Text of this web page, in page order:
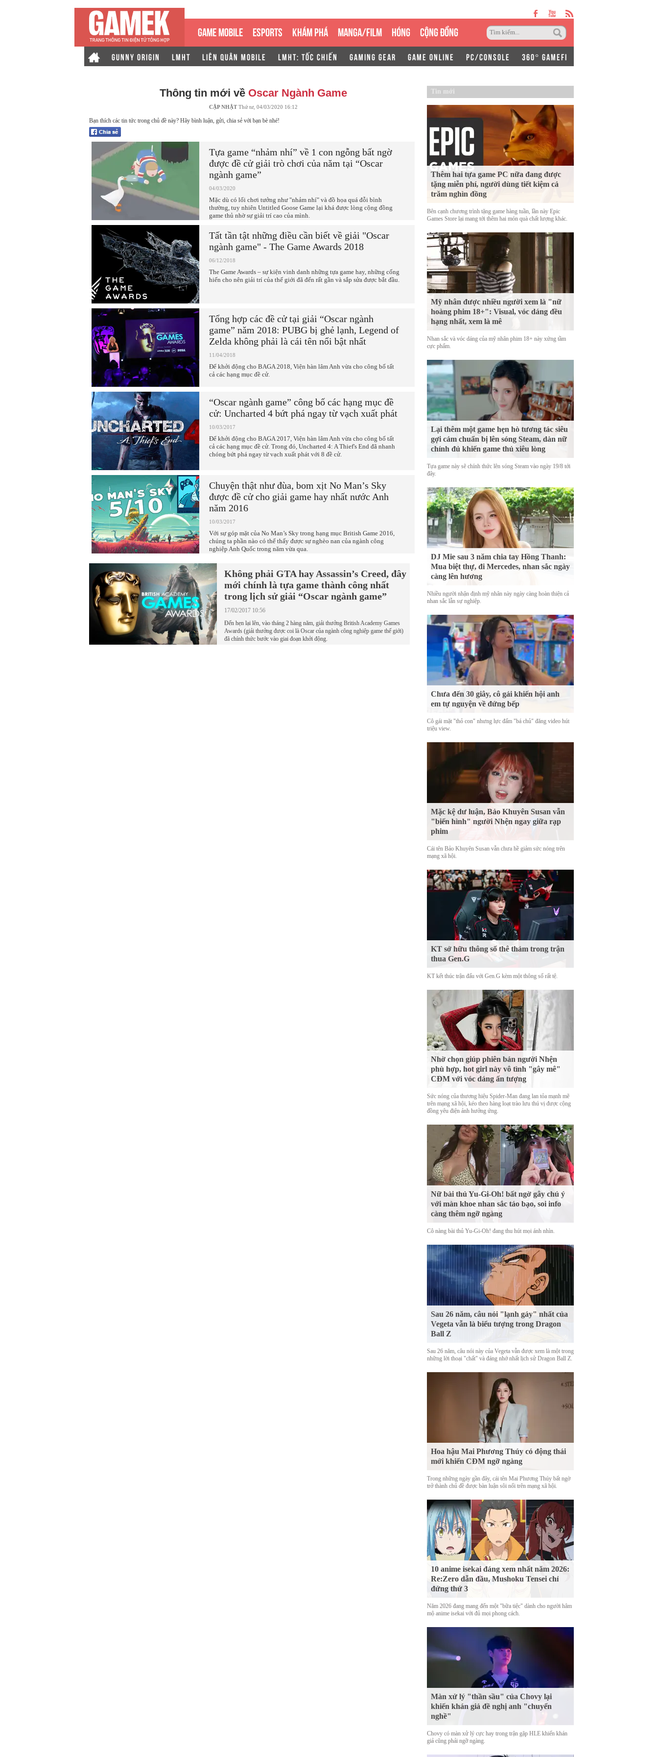
GAME MOBILE ESPORTS KHÁM PHÁ MANGA/FILM HÓNG CỘNG ĐỒNG
GUNNY ORIGIN LMHT LIÊN QUÂN MOBILE LMHT: TỐC CHIẾN GAMING GEAR GAME ONLINE PC/CONSOLE 360° GAMEFI
Thông tin mới về Oscar Ngành Game
CẬP NHẬTThứ tư, 04/03/2020 16:12
Bạn thích các tin tức trong chủ đề này? Hãy bình luận, gửi, chia sẻ với bạn bè nhé!
Tựa game “nhảm nhí” về 1 con ngỗng bất ngờ
được đề cử giải trò chơi của năm tại “Oscar
ngành game”
04/03/2020
Mặc dù có lối chơi tưởng như "nhảm nhí" và đồ họa quá đỗi bình
thường, tuy nhiên Untitled Goose Game lại khá được lòng cộng đồng
game thủ nhờ sự giải trí cao của mình.
Tất tần tật những điều cần biết về giải "Oscar
ngành game" - The Game Awards 2018
06/12/2018
The Game Awards – sự kiện vinh danh những tựa game hay, những cống
hiến cho nên giải trí của thế giới đã đến rất gần và sắp sửa được bắt đầu.
Tổng hợp các đề cử tại giải “Oscar ngành
game” năm 2018: PUBG bị ghẻ lạnh, Legend of
Zelda không phải là cái tên nổi bật nhất
11/04/2018
Để khởi động cho BAGA 2018, Viện hàn lâm Anh vừa cho công bố tất
cả các hạng mục đề cử.
“Oscar ngành game” công bố các hạng mục đề
cử: Uncharted 4 bứt phá ngay từ vạch xuất phát
10/03/2017
Để khởi động cho BAGA 2017, Viện hàn lâm Anh vừa cho công bố tất
cả các hạng mục đề cử. Trong đó, Uncharted 4: A Thief's End đã nhanh
chóng bứt phá ngay từ vạch xuất phát với 8 đề cử.
Chuyện thật như đùa, bom xịt No Man’s Sky
được đề cử cho giải game hay nhất nước Anh
năm 2016
10/03/2017
Với sự góp mặt của No Man’s Sky trong hạng mục British Game 2016,
chúng ta phần nào có thể thấy được sự nghèo nan của ngành công
nghiệp Anh Quốc trong năm vừa qua.
Không phải GTA hay Assassin’s Creed, đây
mới chính là tựa game thành công nhất
trong lịch sử giải “Oscar ngành game”
17/02/2017 10:56
Đến hẹn lại lên, vào tháng 2 hàng năm, giải thưởng British Academy Games
Awards (giải thưởng được coi là Oscar của ngành công nghiệp game thế giới)
đã chính thức bước vào giai đoạn khởi động.
Tin mới
Thêm hai tựa game PC nữa đang được
tặng miễn phí, người dùng tiết kiệm cả
trăm nghìn đồng
Bên cạnh chương trình tặng game hàng tuần, lần này Epic
Games Store lại mang tới thêm hai món quà chất lượng khác.
Mỹ nhân được nhiều người xem là "nữ
hoàng phim 18+": Visual, vóc dáng đều
hạng nhất, xem là mê
Nhan sắc và vóc dáng của mỹ nhân phim 18+ này xứng tầm
cực phẩm.
Lại thêm một game hẹn hò tương tác siêu
gợi cảm chuẩn bị lên sóng Steam, dàn nữ
chính đủ khiến game thủ xiêu lòng
Tựa game này sẽ chính thức lên sóng Steam vào ngày 19/8 tới
đây.
DJ Mie sau 3 năm chia tay Hồng Thanh:
Mua biệt thự, đi Mercedes, nhan sắc ngày
càng lên hương
Nhiều người nhận định mỹ nhân này ngày càng hoàn thiện cả
nhan sắc lẫn sự nghiệp.
Chưa đến 30 giây, cô gái khiến hội anh
em tự nguyện về đứng bếp
Cô gái mặt "thỏ con" nhưng lực đấm "bá chủ" đăng video hút
triệu view.
Mặc kệ dư luận, Bảo Khuyên Susan vẫn
"biến hình" người Nhện ngay giữa rạp
phim
Cái tên Bảo Khuyên Susan vẫn chưa hề giảm sức nóng trên
mạng xã hội.
KT sở hữu thông số thê thảm trong trận
thua Gen.G
KT kết thúc trận đấu với Gen.G kèm một thông số rất tệ.
Nhờ chọn giúp phiên bản người Nhện
phù hợp, hot girl này vô tình "gây mê"
CĐM với vóc dáng ấn tượng
Sức nóng của thương hiệu Spider-Man đang lan tỏa mạnh mẽ
trên mạng xã hội, kéo theo hàng loạt trào lưu thú vị được cộng
đồng yêu điện ảnh hưởng ứng.
Nữ bài thủ Yu-Gi-Oh! bất ngờ gây chú ý
với màn khoe nhan sắc táo bạo, soi info
càng thêm ngỡ ngàng
Cô nàng bài thủ Yu-Gi-Oh! đang thu hút mọi ánh nhìn.
Sau 26 năm, câu nói "lạnh gáy" nhất của
Vegeta vẫn là biểu tượng trong Dragon
Ball Z
Sau 26 năm, câu nói này của Vegeta vẫn được xem là một trong
những lời thoại "chất" và đáng nhớ nhất lịch sử Dragon Ball Z.
Hoa hậu Mai Phương Thúy có động thái
mới khiến CĐM ngỡ ngàng
Trong những ngày gần đây, cái tên Mai Phương Thúy bất ngờ
trở thành chủ đề được bàn luận sôi nổi trên mạng xã hội.
10 anime isekai đáng xem nhất năm 2026:
Re:Zero dẫn đầu, Mushoku Tensei chỉ
đứng thứ 3
Năm 2026 đang mang đến một "bữa tiệc" dành cho người hâm
mộ anime isekai với đủ mọi phong cách.
Màn xử lý "thần sầu" của Chovy lại
khiến khán giả đề nghị anh "chuyển
nghề"
Chovy có màn xử lý cực hay trong trận gặp HLE khiến khán
giả cũng phải ngỡ ngàng.